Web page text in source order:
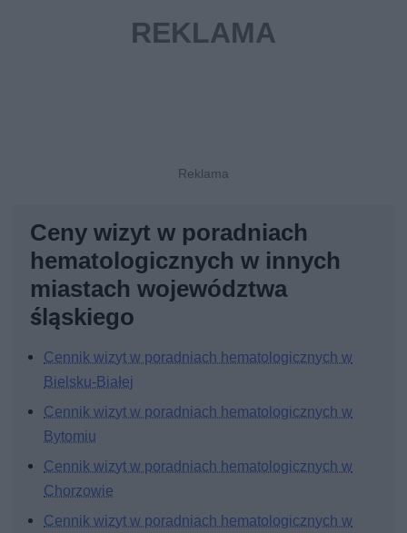
Ceny wizyt w poradniach
hematologicznych w innych
miastach województwa
śląskiego
Cennik wizyt w poradniach hematologicznych w
Bielsku-Białej
Cennik wizyt w poradniach hematologicznych w
Bytomiu
Cennik wizyt w poradniach hematologicznych w
Chorzowie
Cennik wizyt w poradniach hematologicznych w